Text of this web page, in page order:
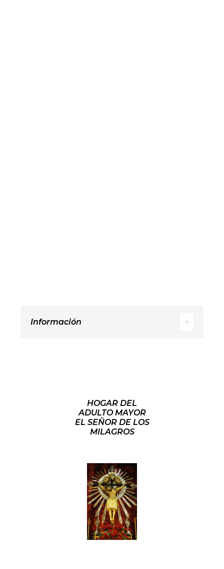
Información +
HOGAR DEL
ADULTO MAYOR
EL SEÑOR DE LOS
MILAGROS